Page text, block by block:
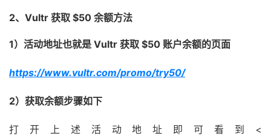
2、Vultr 获取 $50 余额方法
1）活动地址也就是 Vultr 获取 $50 账户余额的页面
https://www.vultr.com/promo/try50/
2）获取余额步骤如下
打开上述活动地址即可看到<